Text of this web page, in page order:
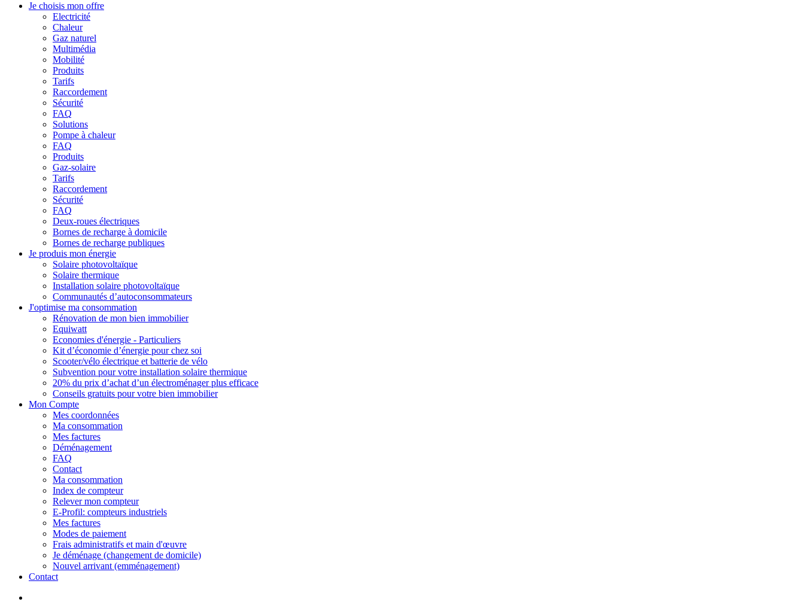
Je choisis mon offre
Electricité
Chaleur
Gaz naturel
Multimédia
Mobilité
Produits
Tarifs
Raccordement
Sécurité
FAQ
Solutions
Pompe à chaleur
FAQ
Produits
Gaz-solaire
Tarifs
Raccordement
Sécurité
FAQ
Deux-roues électriques
Bornes de recharge à domicile
Bornes de recharge publiques
Je produis mon énergie
Solaire photovoltaïque
Solaire thermique
Installation solaire photovoltaïque
Communautés d’autoconsommateurs
J'optimise ma consommation
Rénovation de mon bien immobilier
Equiwatt
Economies d'énergie - Particuliers
Kit d’économie d’énergie pour chez soi
Scooter/vélo électrique et batterie de vélo
Subvention pour votre installation solaire thermique
20% du prix d’achat d’un électroménager plus efficace
Conseils gratuits pour votre bien immobilier
Mon Compte
Mes coordonnées
Ma consommation
Mes factures
Déménagement
FAQ
Contact
Ma consommation
Index de compteur
Relever mon compteur
E-Profil: compteurs industriels
Mes factures
Modes de paiement
Frais administratifs et main d'œuvre
Je déménage (changement de domicile)
Nouvel arrivant (emménagement)
Contact